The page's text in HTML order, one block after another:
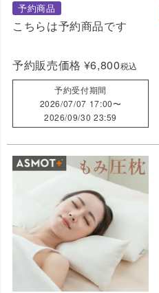
予約商品
こちらは予約商品です
予約販売価格 ¥6,800税込
予約受付期間
2026/07/07 17:00〜
2026/09/30 23:59